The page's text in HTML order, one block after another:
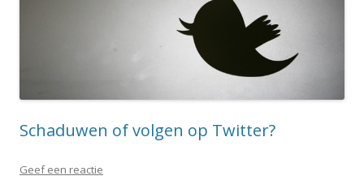
Schaduwen of volgen op Twitter?
Geef een reactie